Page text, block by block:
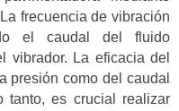
frecuencia de vibración
el caudal del fluido
vibrador. La eficacia del
presión como del caudal
tanto, es crucial realizar